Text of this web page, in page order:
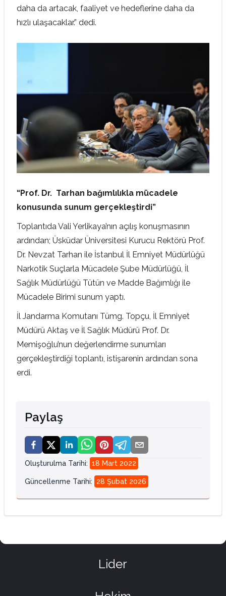
daha da artacak, faaliyet ve hedeflerine daha da
hızlı ulaşacaklar.” dedi.
“Prof. Dr. Tarhan bağımlılıkla mücadele
konusunda sunum gerçekleştirdi”
Toplantıda Vali Yerlikaya’nın açılış konuşmasının
ardından; Üsküdar Üniversitesi Kurucu Rektörü Prof.
Dr. Nevzat Tarhan ile İstanbul İl Emniyet Müdürlüğü
Narkotik Suçlarla Mücadele Şube Müdürlüğü, İl
Sağlık Müdürlüğü Tütün ve Madde Bağımlığı ile
Mücadele Birimi sunum yaptı.
İl Jandarma Komutanı Tümg. Topçu, İl Emniyet
Müdürü Aktaş ve İl Sağlık Müdürü Prof. Dr.
Memişoğlu’nun değerlendirme sunumları
gerçekleştirdiği toplantı, istişarenin ardından sona
erdi.
Paylaş
Oluşturulma Tarihi: 18 Mart 2022
Güncellenme Tarihi: 28 Şubat 2026
Lider